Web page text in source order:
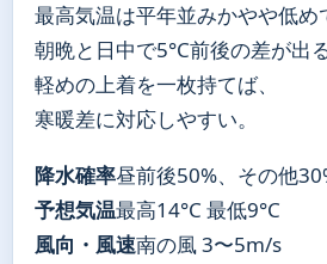
最高気温は平年並みかやや低め
朝晩と日中で5°C前後の差が出
軽めの上着を一枚持てば、
寒暖差に対応しやすい。
降水確率昼前後50%、その他
予想気温最高14°C 最低9°C
風向・風速南の風 3〜5m/s